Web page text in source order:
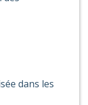
dans les